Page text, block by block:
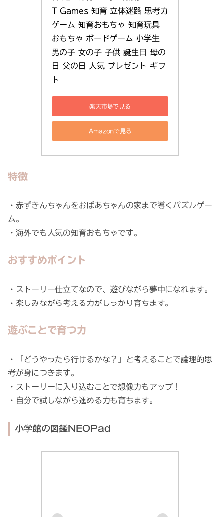
T Games 知育 立体迷路 思考力
ゲーム 知育おもちゃ 知育玩具
おもちゃ ボードゲーム 小学生
男の子 女の子 子供 誕生日 母の
日 父の日 人気 プレゼント ギフ
ト
楽天市場で見る
Amazonで見る
特徴
・赤ずきんちゃんをおばあちゃんの家まで導くパズルゲー
ム。
・海外でも人気の知育おもちゃです。
おすすめポイント
・ストーリー仕立てなので、遊びながら夢中になれます。
・楽しみながら考える力がしっかり育ちます。
遊ぶことで育つ力
・「どうやったら行けるかな？」と考えることで論理的思
考が身につきます。
・ストーリーに入り込むことで想像力もアップ！
・自分で試しながら進める力も育ちます。
小学館の図鑑NEOPad